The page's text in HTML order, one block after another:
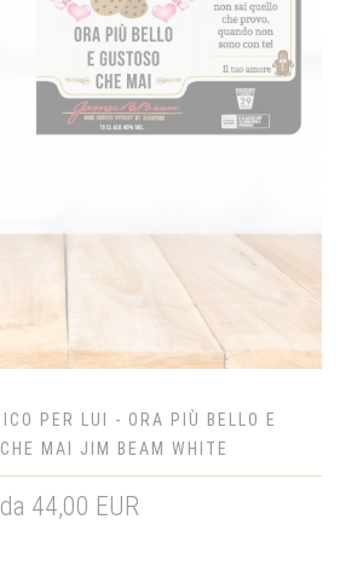
PER LUI - ORA PIÙ BELLO E
MAI JIM BEAM WHITE
da 44,00 EUR